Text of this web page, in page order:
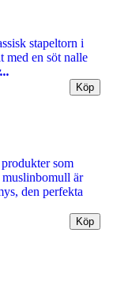
stapeltorn i
med en söt nalle
som
är
den perfekta